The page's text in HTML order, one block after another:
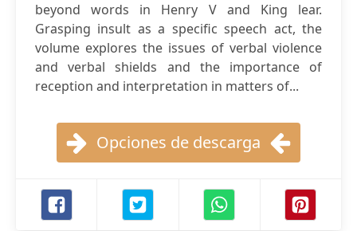
beyond words in Henry V and King lear.
Grasping insult as a specific speech act, the
volume explores the issues of verbal violence
and verbal shields and the importance of
reception and interpretation in matters of...
Opciones de descarga